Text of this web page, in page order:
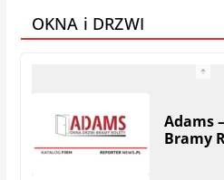
OKNA i DRZWI